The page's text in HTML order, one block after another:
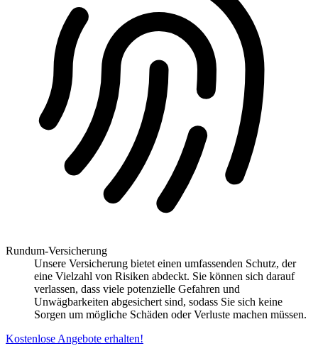
Rundum-Versicherung
Unsere Versicherung bietet einen umfassenden Schutz, der
eine Vielzahl von Risiken abdeckt. Sie können sich darauf
verlassen, dass viele potenzielle Gefahren und
Unwägbarkeiten abgesichert sind, sodass Sie sich keine
Sorgen um mögliche Schäden oder Verluste machen müssen.
Kostenlose Angebote erhalten!